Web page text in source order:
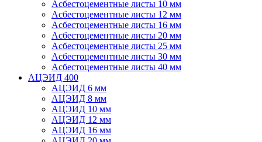
Асбестоцементные листы 10 мм
Асбестоцементные листы 12 мм
Асбестоцементные листы 16 мм
Асбестоцементные листы 20 мм
Асбестоцементные листы 25 мм
Асбестоцементные листы 30 мм
Асбестоцементные листы 40 мм
АЦЭИД 400
АЦЭИД 6 мм
АЦЭИД 8 мм
АЦЭИД 10 мм
АЦЭИД 12 мм
АЦЭИД 16 мм